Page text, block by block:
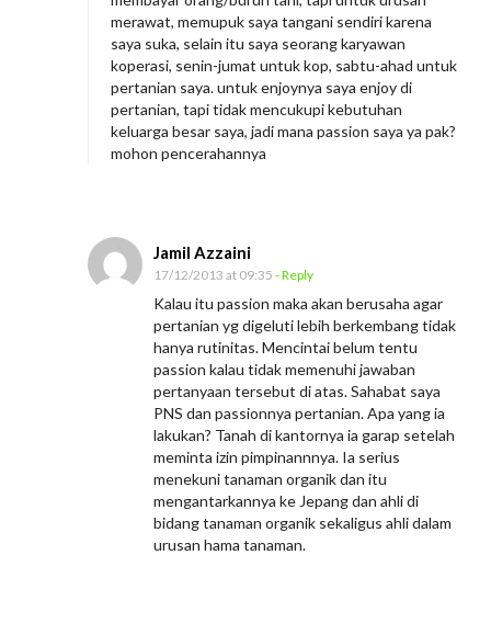
merawat, memupuk saya tangani sendiri karena
saya suka, selain itu saya seorang karyawan
koperasi, senin-jumat untuk kop, sabtu-ahad untuk
pertanian saya. untuk enjoynya saya enjoy di
pertanian, tapi tidak mencukupi kebutuhan
keluarga besar saya, jadi mana passion saya ya pak?
mohon pencerahannya
Jamil Azzaini
17/12/2013 at 09:35 - Reply
Kalau itu passion maka akan berusaha agar
pertanian yg digeluti lebih berkembang tidak
hanya rutinitas. Mencintai belum tentu
passion kalau tidak memenuhi jawaban
pertanyaan tersebut di atas. Sahabat saya
PNS dan passionnya pertanian. Apa yang ia
lakukan? Tanah di kantornya ia garap setelah
meminta izin pimpinannnya. Ia serius
menekuni tanaman organik dan itu
mengantarkannya ke Jepang dan ahli di
bidang tanaman organik sekaligus ahli dalam
urusan hama tanaman.